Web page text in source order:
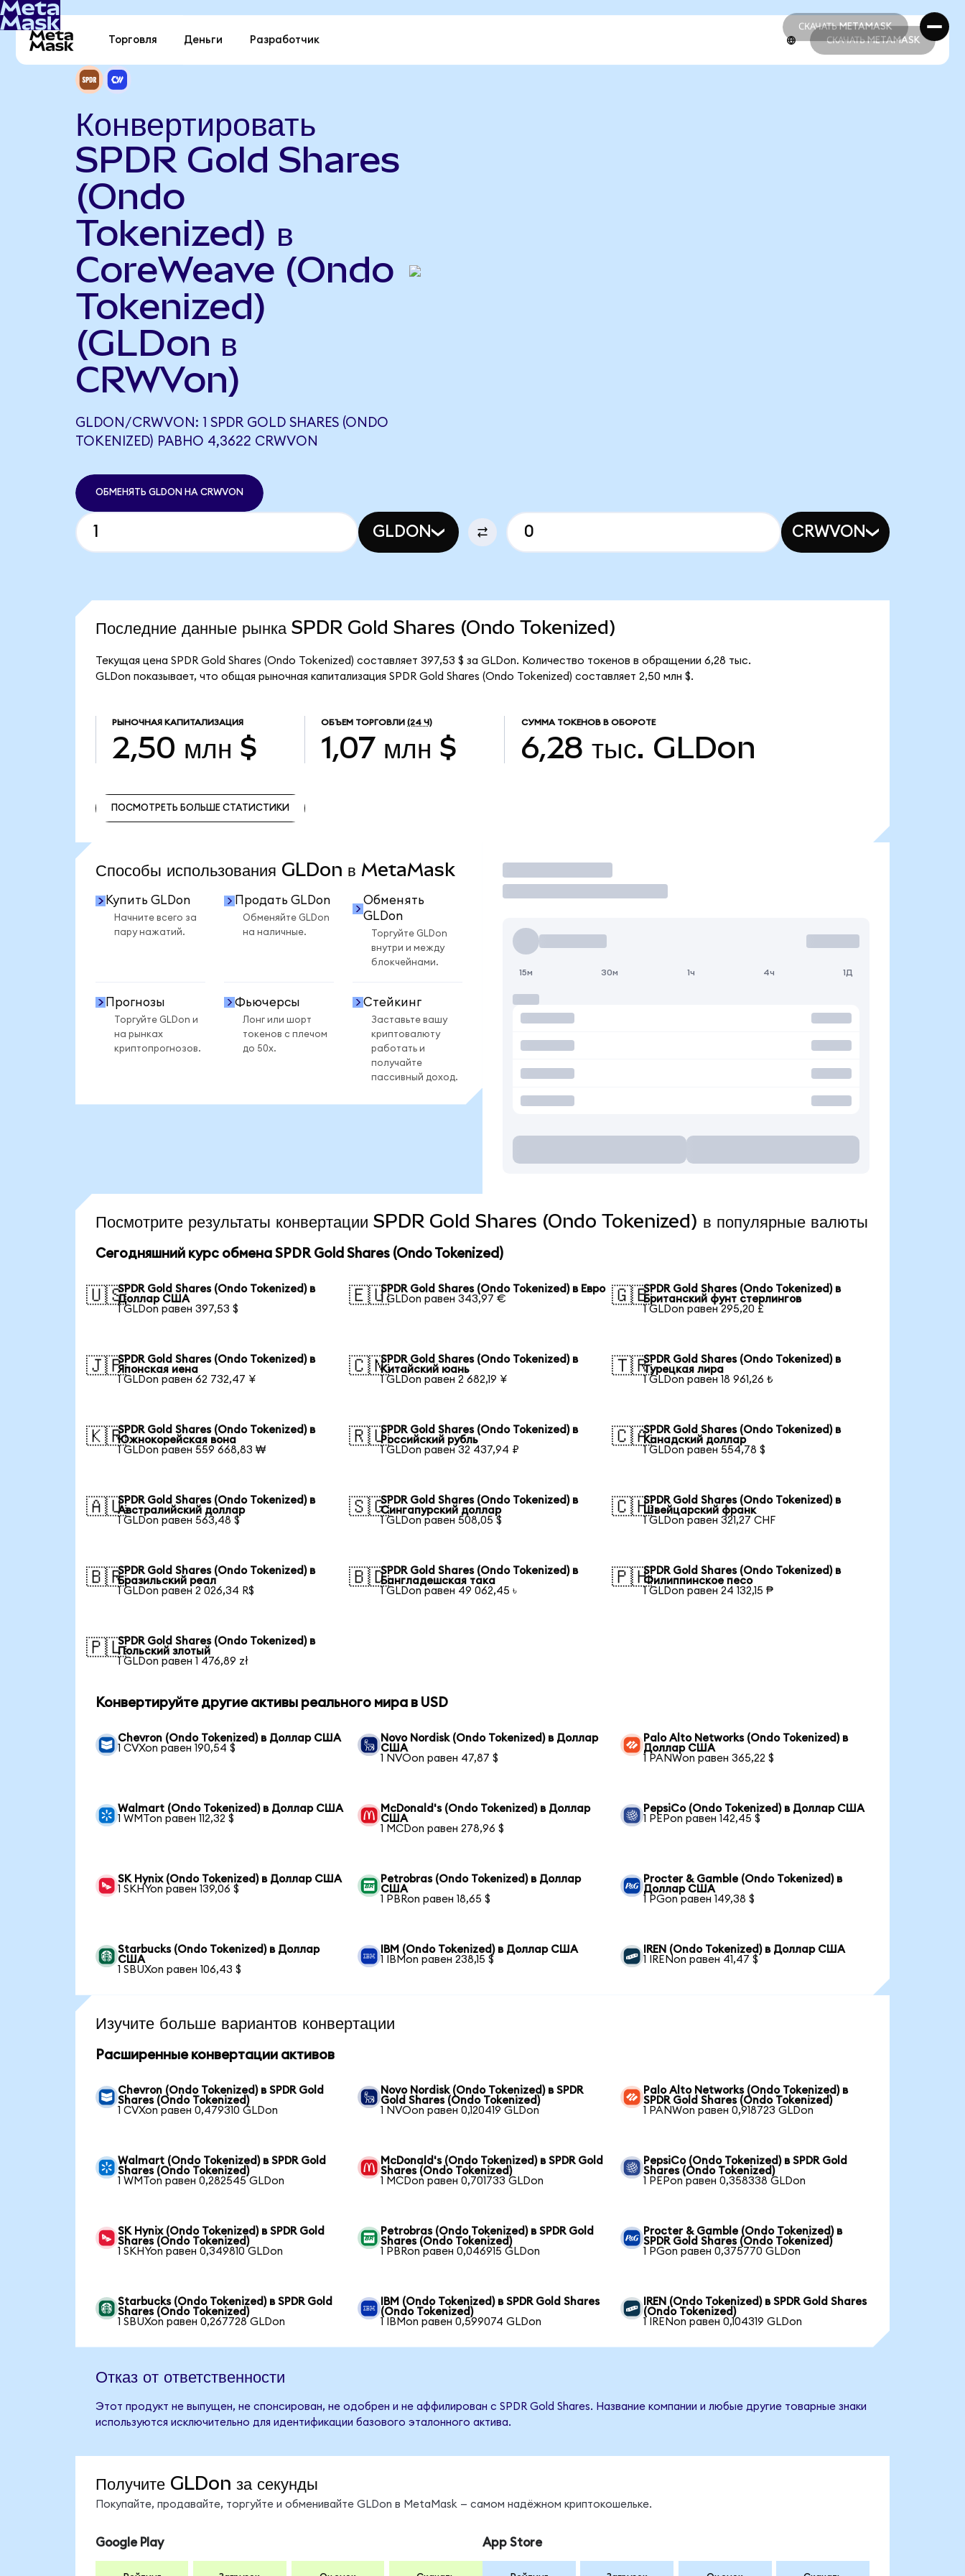
СКАЧАТЬ METAMASK
СКАЧАТЬ METAMASK
Торговля Деньги Разработчик СКАЧАТЬ METAMASK
Конвертировать
SPDR Gold Shares
(Ondo
Tokenized) в
CoreWeave (Ondo
Tokenized)
(GLDon в
CRWVon)
GLDON/CRWVON: 1 SPDR GOLD SHARES (ONDO
TOKENIZED) РАВНО 4,3622 CRWVON
ОБМЕНЯТЬ GLDON НА CRWVON
GLDON CRWVON
Последние данные рынка SPDR Gold Shares (Ondo Tokenized)
Текущая цена SPDR Gold Shares (Ondo Tokenized) составляет 397,53 $ за GLDon. Количество токенов в обращении 6,28 тыс.
GLDon показывает, что общая рыночная капитализация SPDR Gold Shares (Ondo Tokenized) составляет 2,50 млн $.
РЫНОЧНАЯ КАПИТАЛИЗАЦИЯ
2,50 млн $
ОБЪЕМ ТОРГОВЛИ (24 Ч)
1,07 млн $
СУММА ТОКЕНОВ В ОБОРОТЕ
6,28 тыс. GLDon
ПОСМОТРЕТЬ БОЛЬШЕ СТАТИСТИКИ
Способы использования GLDon в MetaMask
Купить GLDon
Начните всего за
пару нажатий.
Продать GLDon
Обменяйте GLDon
на наличные.
Обменять
GLDon
Торгуйте GLDon
внутри и между
блокчейнами.
Прогнозы
Торгуйте GLDon и
на рынках
криптопрогнозов.
Фьючерсы
Лонг или шорт
токенов с плечом
до 50x.
Стейкинг
Заставьте вашу
криптовалюту
работать и
получайте
пассивный доход.
Торговать
15м 30м 1ч 4ч 1Д
Посмотрите результаты конвертации SPDR Gold Shares (Ondo Tokenized) в популярные валюты
Сегодняшний курс обмена SPDR Gold Shares (Ondo Tokenized)
🇺🇸SPDR Gold Shares (Ondo Tokenized) в
Доллар США
1 GLDon равен 397,53 $
🇪🇺SPDR Gold Shares (Ondo Tokenized) в Евро
1 GLDon равен 343,97 €
🇬🇧SPDR Gold Shares (Ondo Tokenized) в
Британский фунт стерлингов
1 GLDon равен 295,20 £
🇯🇵SPDR Gold Shares (Ondo Tokenized) в
Японская иена
1 GLDon равен 62 732,47 ¥
🇨🇳SPDR Gold Shares (Ondo Tokenized) в
Китайский юань
1 GLDon равен 2 682,19 ¥
🇹🇷SPDR Gold Shares (Ondo Tokenized) в
Турецкая лира
1 GLDon равен 18 961,26 ₺
🇰🇷SPDR Gold Shares (Ondo Tokenized) в
Южнокорейская вона
1 GLDon равен 559 668,83 ₩
🇷🇺SPDR Gold Shares (Ondo Tokenized) в
Российский рубль
1 GLDon равен 32 437,94 ₽
🇨🇦SPDR Gold Shares (Ondo Tokenized) в
Канадский доллар
1 GLDon равен 554,78 $
🇦🇺SPDR Gold Shares (Ondo Tokenized) в
Австралийский доллар
1 GLDon равен 563,48 $
🇸🇬SPDR Gold Shares (Ondo Tokenized) в
Сингапурский доллар
1 GLDon равен 508,05 $
🇨🇭SPDR Gold Shares (Ondo Tokenized) в
Швейцарский франк
1 GLDon равен 321,27 CHF
🇧🇷SPDR Gold Shares (Ondo Tokenized) в
Бразильский реал
1 GLDon равен 2 026,34 R$
🇧🇩SPDR Gold Shares (Ondo Tokenized) в
Бангладешская така
1 GLDon равен 49 062,45 ৳
🇵🇭SPDR Gold Shares (Ondo Tokenized) в
Филиппинское песо
1 GLDon равен 24 132,15 ₱
🇵🇱SPDR Gold Shares (Ondo Tokenized) в
Польский злотый
1 GLDon равен 1 476,89 zł
Конвертируйте другие активы реального мира в USD
Chevron (Ondo Tokenized) в Доллар США
1 CVXon равен 190,54 $
Novo Nordisk (Ondo Tokenized) в Доллар
США
1 NVOon равен 47,87 $
Palo Alto Networks (Ondo Tokenized) в
Доллар США
1 PANWon равен 365,22 $
Walmart (Ondo Tokenized) в Доллар США
1 WMTon равен 112,32 $
McDonald's (Ondo Tokenized) в Доллар
США
1 MCDon равен 278,96 $
PepsiCo (Ondo Tokenized) в Доллар США
1 PEPon равен 142,45 $
SK Hynix (Ondo Tokenized) в Доллар США
1 SKHYon равен 139,06 $
Petrobras (Ondo Tokenized) в Доллар
США
1 PBRon равен 18,65 $
Procter & Gamble (Ondo Tokenized) в
Доллар США
1 PGon равен 149,38 $
Starbucks (Ondo Tokenized) в Доллар
США
1 SBUXon равен 106,43 $
IBM (Ondo Tokenized) в Доллар США
1 IBMon равен 238,15 $
IREN (Ondo Tokenized) в Доллар США
1 IRENon равен 41,47 $
Изучите больше вариантов конвертации
Расширенные конвертации активов
Chevron (Ondo Tokenized) в SPDR Gold
Shares (Ondo Tokenized)
1 CVXon равен 0,479310 GLDon
Novo Nordisk (Ondo Tokenized) в SPDR
Gold Shares (Ondo Tokenized)
1 NVOon равен 0,120419 GLDon
Palo Alto Networks (Ondo Tokenized) в
SPDR Gold Shares (Ondo Tokenized)
1 PANWon равен 0,918723 GLDon
Walmart (Ondo Tokenized) в SPDR Gold
Shares (Ondo Tokenized)
1 WMTon равен 0,282545 GLDon
McDonald's (Ondo Tokenized) в SPDR Gold
Shares (Ondo Tokenized)
1 MCDon равен 0,701733 GLDon
PepsiCo (Ondo Tokenized) в SPDR Gold
Shares (Ondo Tokenized)
1 PEPon равен 0,358338 GLDon
SK Hynix (Ondo Tokenized) в SPDR Gold
Shares (Ondo Tokenized)
1 SKHYon равен 0,349810 GLDon
Petrobras (Ondo Tokenized) в SPDR Gold
Shares (Ondo Tokenized)
1 PBRon равен 0,046915 GLDon
Procter & Gamble (Ondo Tokenized) в
SPDR Gold Shares (Ondo Tokenized)
1 PGon равен 0,375770 GLDon
Starbucks (Ondo Tokenized) в SPDR Gold
Shares (Ondo Tokenized)
1 SBUXon равен 0,267728 GLDon
IBM (Ondo Tokenized) в SPDR Gold Shares
(Ondo Tokenized)
1 IBMon равен 0,599074 GLDon
IREN (Ondo Tokenized) в SPDR Gold Shares
(Ondo Tokenized)
1 IRENon равен 0,104319 GLDon
Отказ от ответственности
Этот продукт не выпущен, не спонсирован, не одобрен и не аффилирован с SPDR Gold Shares. Название компании и любые другие товарные знаки
используются исключительно для идентификации базового эталонного актива.
Получите GLDon за секунды
Покупайте, продавайте, торгуйте и обменивайте GLDon в MetaMask — самом надёжном криптокошельке.
Google Play App Store